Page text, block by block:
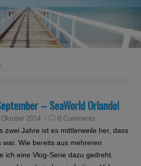
– SeaWorld Orlando!
2014 0 Comments
zwei Jahre ist es mittlerweile her, dass
Wie bereits aus mehreren
ich eine Vlog-Serie dazu gedreht.